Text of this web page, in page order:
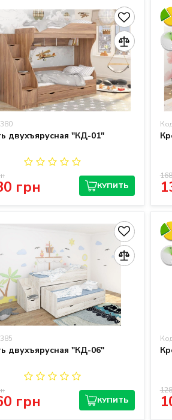
двухъярусная "КД-01"
грн
КУПИТЬ
двухъярусная "КД-06"
грн
КУПИТЬ